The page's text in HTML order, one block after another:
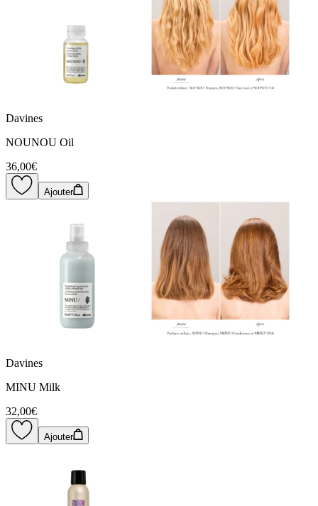
Davines
NOUNOU Oil
36,00€
Ajouter
Davines
MINU Milk
32,00€
Ajouter